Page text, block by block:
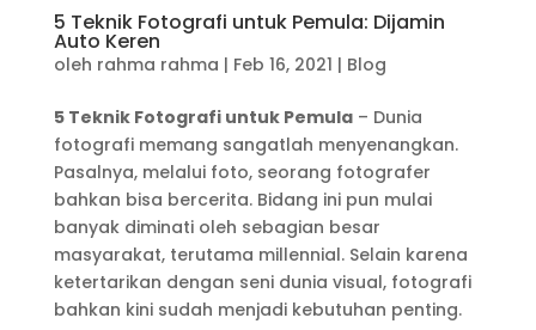
5 Teknik Fotografi untuk Pemula: Dijamin
Auto Keren
oleh rahma rahma | Feb 16, 2021 | Blog
5 Teknik Fotografi untuk Pemula– Dunia
fotografi memang sangatlah menyenangkan.
Pasalnya, melalui foto, seorang fotografer
bahkan bisa bercerita. Bidang ini pun mulai
banyak diminati oleh sebagian besar
masyarakat, terutama millennial. Selain karena
ketertarikan dengan seni dunia visual, fotografi
bahkan kini sudah menjadi kebutuhan penting.